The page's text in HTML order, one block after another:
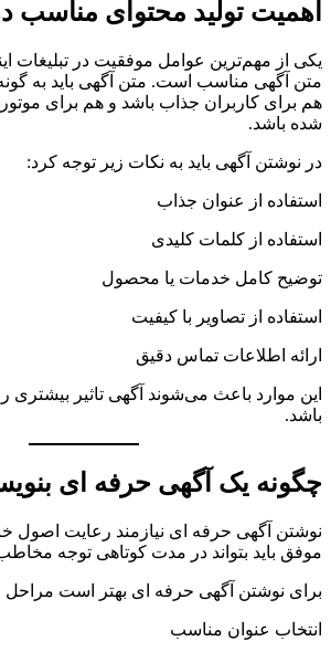
اهمیت تولید محتوای مناسب
یکی از مهم‌ترین عوامل موفقیت در تبلیغات
متن آگهی مناسب است. متن آگهی باید به
هم برای کاربران جذاب باشد و هم برای
شده باشد.
در نوشتن آگهی باید به نکات زیر توجه کرد:
استفاده از عنوان جذاب
استفاده از کلمات کلیدی
توضیح کامل خدمات یا محصول
استفاده از تصاویر با کیفیت
ارائه اطلاعات تماس دقیق
این موارد باعث می‌شوند آگهی تاثیر
باشد.
چگونه یک آگهی حرفه ای
نوشتن آگهی حرفه ای نیازمند رعایت
موفق باید بتواند در مدت کوتاهی توجه
برای نوشتن آگهی حرفه ای بهتر است مراحل
انتخاب عنوان مناسب